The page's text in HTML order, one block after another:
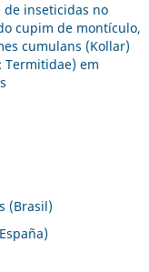
de inseticidas no
cupim de montículo,
cumulans (Kollar)
Termitidae) em
(Brasil)